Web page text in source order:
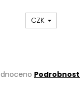
VÝPRODEJ
CZK